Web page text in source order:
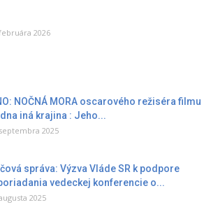
2026
NOČNÁ MORA oscarového režiséra filmu
iná krajina : Jeho...
2025
správa: Výzva Vláde SR k podpore
vedeckej konferencie o...
2025